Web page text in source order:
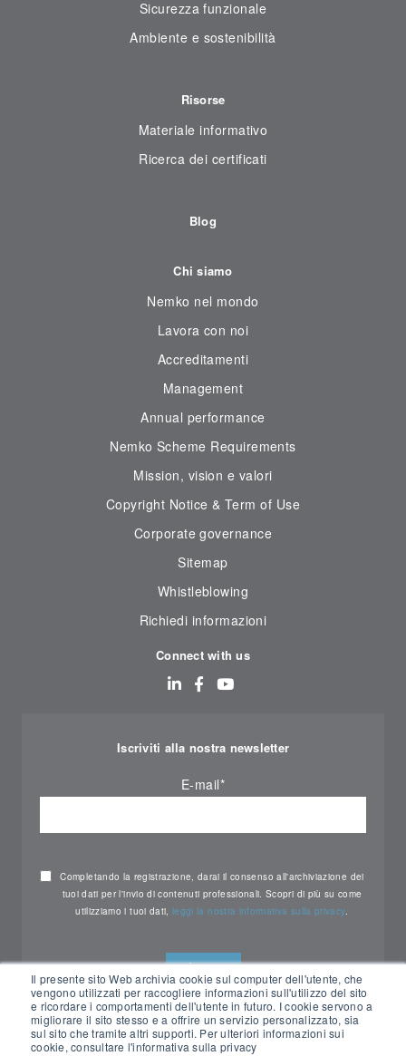
Il presente sito Web archivia cookie sul computer dell'utente, che
vengono utilizzati per raccogliere informazioni sull'utilizzo del sito
e ricordare i comportamenti dell'utente in futuro. I cookie servono a
migliorare il sito stesso e a offrire un servizio personalizzato, sia
sul sito che tramite altri supporti. Per ulteriori informazioni sui
cookie, consultare l'informativa sulla privacy
Sicurezza funzionale
Ambiente e sostenibilità
Risorse
Materiale informativo
Ricerca dei certificati
Blog
Chi siamo
Nemko nel mondo
Lavora con noi
Accreditamenti
Management
Annual performance
Nemko Scheme Requirements
Mission, vision e valori
Copyright Notice & Term of Use
Corporate governance
Sitemap
Whistleblowing
Richiedi informazioni
Connect with us
Iscriviti alla nostra newsletter
E-mail*
Completando la registrazione, darai il consenso all'archiviazione dei
tuoi dati per l'invio di contenuti professionali. Scopri di più su come
utilizziamo i tuoi dati,leggi la nostra informativa sulla privacy.